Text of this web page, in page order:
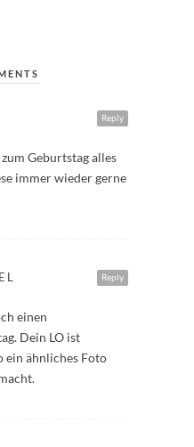
Reply
Geburtstag alles
immer wieder gerne
Reply
einen
Dein LO ist
ähnliches Foto